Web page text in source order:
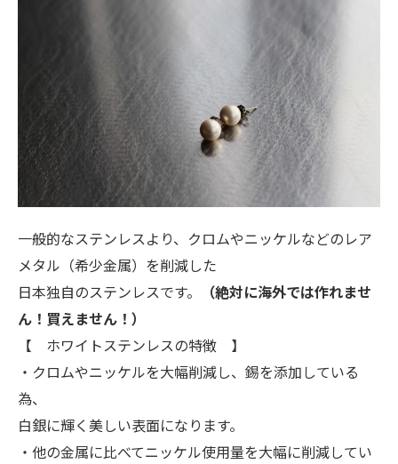
一般的なステンレスより、クロムやニッケルなどのレア
メタル（希少金属）を削減した
日本独自のステンレスです。
（絶対に海外では作れませ
ん！買えません！）
【 ホワイトステンレスの特徴 】
・クロムやニッケルを大幅削減し、錫を添加している
為、
白銀に輝く美しい表面になります。
・他の金属に比べてニッケル使用量を大幅に削減してい